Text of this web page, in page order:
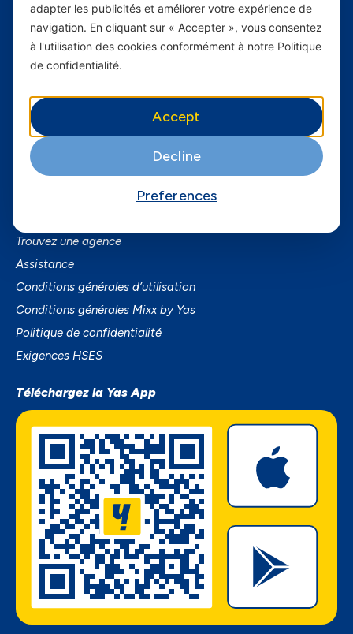
Axian Telecom
Services
Fibre
Business
SmartPhones
Trouvez une agence
Assistance
Conditions générales d’utilisation
Conditions générales Mixx by Yas
Politique de confidentialité
Exigences HSES
Téléchargez la Yas App
adapter les publicités et améliorer votre expérience de
navigation. En cliquant sur « Accepter », vous consentez
à l'utilisation des cookies conformément à notre Politique
de confidentialité.
Accept
Decline
Preferences